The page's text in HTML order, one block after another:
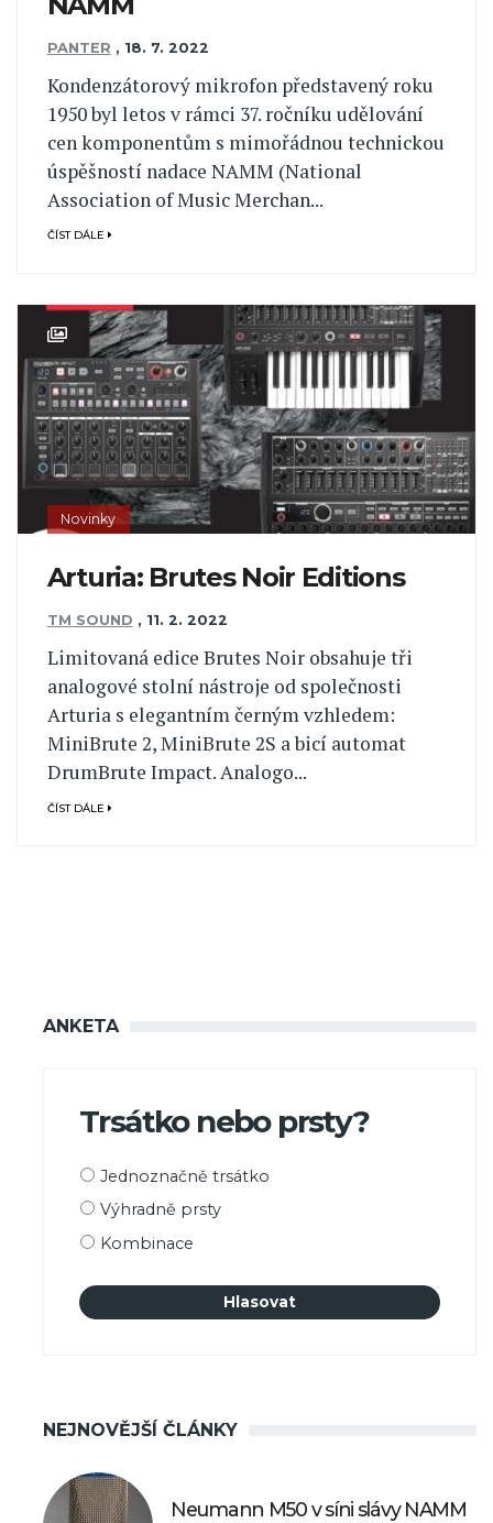
PANTER , 18. 7. 2022
Kondenzátorový mikrofon představený roku
1950 byl letos v rámci 37. ročníku udělování
cen komponentům s mimořádnou technickou
úspěšností nadace NAMM (National
Association of Music Merchan...
ČÍST DÁLE
Novinky
Arturia: Brutes Noir Editions
TM SOUND , 11. 2. 2022
Limitovaná edice Brutes Noir obsahuje tři
analogové stolní nástroje od společnosti
Arturia s elegantním černým vzhledem:
MiniBrute 2, MiniBrute 2S a bicí automat
DrumBrute Impact. Analogo...
ČÍST DÁLE
ANKETA
Trsátko nebo prsty?
Možnosti
Jednoznačně trsátko
Výhradně prsty
Kombinace
NEJNOVĚJŠÍ ČLÁNKY
Neumann M50 v síni slávy NAMM